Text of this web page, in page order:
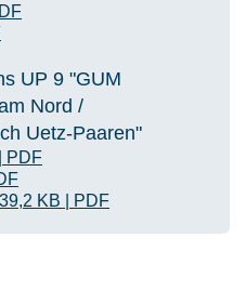
UP 9 "GUM
Nord /
Uetz-Paaren"
PDF
KB PDF